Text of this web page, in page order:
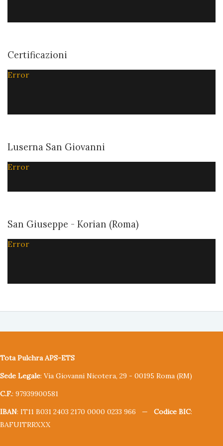
Certificazioni
Error
Luserna San Giovanni
Error
San Giuseppe - Korian (Roma)
Error
Tota Pulchra APS-ETS
Sede Legale: Via Giovanni Nicotera, 29 - 00195 Roma (RM)
C.F.: 97939900581
IBAN: IT11 B031 2403 2170 0000 0233 966 — Codice BIC:
BAFUITRRXXX